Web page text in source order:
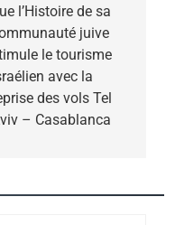
l’Histoire de sa
juive
le tourisme
avec la
des vols Tel
– Casablanca
la plus